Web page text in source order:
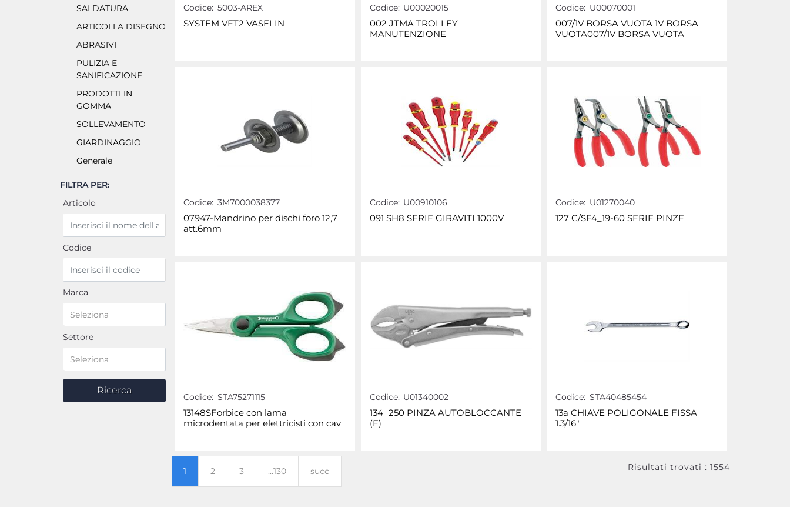
SALDATURA
ARTICOLI A DISEGNO
ABRASIVI
PULIZIA E
SANIFICAZIONE
PRODOTTI IN
GOMMA
SOLLEVAMENTO
GIARDINAGGIO
Generale
FILTRA PER:
Articolo
Codice
Marca
Settore
Codice: 5003-AREX
SYSTEM VFT2 VASELIN
Codice: U00020015
002 JTMA TROLLEY
MANUTENZIONE
Codice: U00070001
007/1V BORSA VUOTA 1V BORSA
VUOTA007/1V BORSA VUOTA
Codice: 3M7000038377
07947-Mandrino per dischi foro 12,7
att.6mm
Codice: U00910106
091 SH8 SERIE GIRAVITI 1000V
Codice: U01270040
127 C/SE4_19-60 SERIE PINZE
Codice: STA75271115
13148SForbice con lama
microdentata per elettricisti con cav
Codice: U01340002
134_250 PINZA AUTOBLOCCANTE
(E)
Codice: STA40485454
13a CHIAVE POLIGONALE FISSA
1.3/16"
Risultati trovati : 1554
1 2 3 ...130 succ